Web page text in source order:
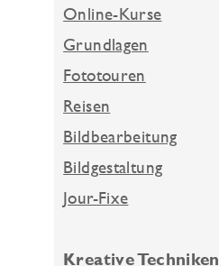
Online-Kurse
Grundlagen
Fototouren
Reisen
Bildbearbeitung
Bildgestaltung
Jour-Fixe
Kreative Techniken